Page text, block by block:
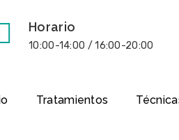
Horario
10:00-14:00 / 16:00-20:00
Tratamientos